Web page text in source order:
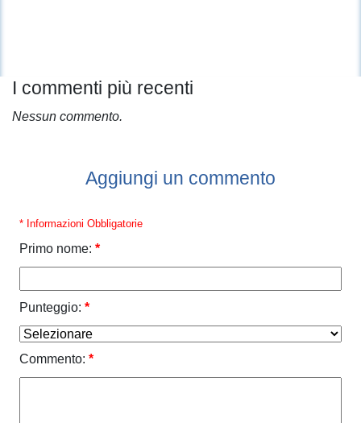
I commenti più recenti
Nessun commento.
Aggiungi un commento
* Informazioni Obbligatorie
Primo nome: *
Punteggio: *
Commento: *